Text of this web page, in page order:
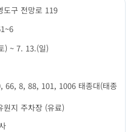
도구 전망로 119
) ~ 7. 13.(일)
66, 8, 88, 101, 1006 태종대(태종
원지 주차장 (유료)